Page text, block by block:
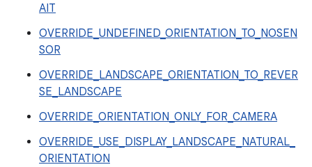
AIT
OVERRIDE_UNDEFINED_ORIENTATION_TO_NOSEN
SOR
OVERRIDE_LANDSCAPE_ORIENTATION_TO_REVER
SE_LANDSCAPE
OVERRIDE_ORIENTATION_ONLY_FOR_CAMERA
OVERRIDE_USE_DISPLAY_LANDSCAPE_NATURAL_
ORIENTATION